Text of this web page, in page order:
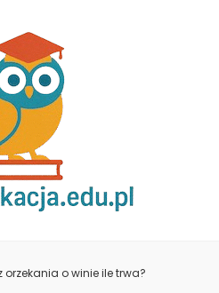
orzekania o winie ile trwa?